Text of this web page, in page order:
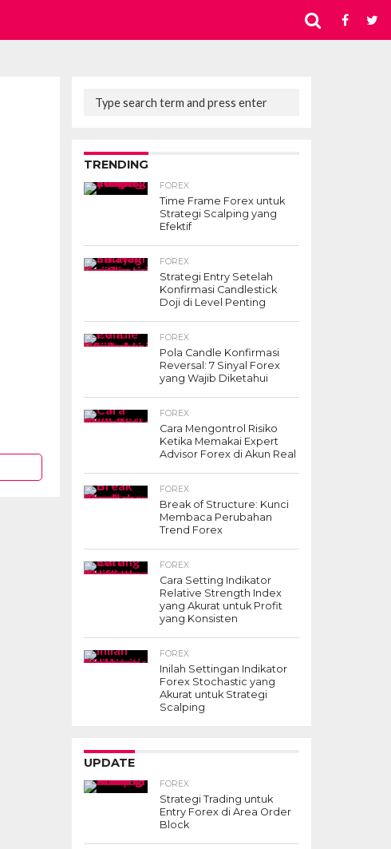
TRENDING
FOREX
Time Frame Forex untuk
Strategi Scalping yang
Efektif
FOREX
Strategi Entry Setelah
Konfirmasi Candlestick
Doji di Level Penting
FOREX
Pola Candle Konfirmasi
Reversal: 7 Sinyal Forex
yang Wajib Diketahui
FOREX
Cara Mengontrol Risiko
Ketika Memakai Expert
Advisor Forex di Akun Real
FOREX
Break of Structure: Kunci
Membaca Perubahan
Trend Forex
FOREX
Cara Setting Indikator
Relative Strength Index
yang Akurat untuk Profit
yang Konsisten
FOREX
Inilah Settingan Indikator
Forex Stochastic yang
Akurat untuk Strategi
Scalping
UPDATE
FOREX
Strategi Trading untuk
Entry Forex di Area Order
Block